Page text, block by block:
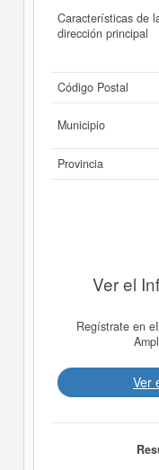
Características de
dirección principal
Código Postal
Municipio
Provincia
Ver el
Regístrate en
Ver